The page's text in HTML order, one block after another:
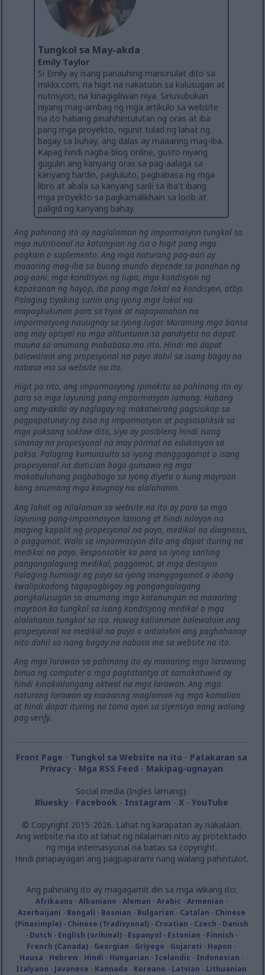
Tungkol sa May-akda
Emily Taylor
Si Emily ay isang panauhing manunulat dito sa
miklix.com, na higit na nakatuon sa kalusugan at
nutrisyon, na kinagigiliwan niya. Sinusubukan
niyang mag-ambag ng mga artikulo sa website
na ito habang pinahihintulutan ng oras at iba
pang mga proyekto, ngunit tulad ng lahat ng
bagay sa buhay, ang dalas ay maaaring mag-iba.
Kapag hindi nagba-blog online, gusto niyang
gugulin ang kanyang oras sa pag-aalaga sa
kanyang hardin, pagluluto, pagbabasa ng mga
libro at abala sa kanyang sarili sa iba't ibang
mga proyekto sa pagkamalikhain sa loob at
paligid ng kanyang bahay.
Ang pahinang ito ay naglalaman ng impormasyon tungkol sa
mga nutritional na katangian ng isa o higit pang mga
pagkain o suplemento. Ang mga naturang pag-aari ay
maaaring mag-iba sa buong mundo depende sa panahon ng
pag-aani, mga kondisyon ng lupa, mga kondisyon ng
kapakanan ng hayop, iba pang mga lokal na kondisyon, atbp.
Palaging tiyaking suriin ang iyong mga lokal na
mapagkukunan para sa tiyak at napapanahon na
impormasyong nauugnay sa iyong lugar. Maraming mga bansa
ang may opisyal na mga alituntunin sa pandiyeta na dapat
mauna sa anumang mababasa mo rito. Hindi mo dapat
balewalain ang propesyonal na payo dahil sa isang bagay na
nabasa mo sa website na ito.
Higit pa rito, ang impormasyong ipinakita sa pahinang ito ay
para sa mga layuning pang-impormasyon lamang. Habang
ang may-akda ay naglagay ng makatwirang pagsisikap sa
pagpapatunay ng bisa ng impormasyon at pagsasaliksik sa
mga paksang saklaw dito, siya ay posibleng hindi isang
sinanay na propesyonal na may pormal na edukasyon sa
paksa. Palaging kumunsulta sa iyong manggagamot o isang
propesyonal na dietician bago gumawa ng mga
makabuluhang pagbabago sa iyong diyeta o kung mayroon
kang anumang mga kaugnay na alalahanin.
Ang lahat ng nilalaman sa website na ito ay para sa mga
layuning pang-impormasyon lamang at hindi nilayon na
maging kapalit ng propesyonal na payo, medikal na diagnosis,
o paggamot. Wala sa impormasyon dito ang dapat ituring na
medikal na payo. Responsable ka para sa iyong sariling
pangangalagang medikal, paggamot, at mga desisyon.
Palaging humingi ng payo sa iyong manggagamot o ibang
kwalipikadong tagapagbigay ng pangangalagang
pangkalusugan sa anumang mga katanungan na maaaring
mayroon ka tungkol sa isang kondisyong medikal o mga
alalahanin tungkol sa isa. Huwag kailanman balewalain ang
propesyonal na medikal na payo o antalahin ang paghahanap
nito dahil sa isang bagay na nabasa mo sa website na ito.
Ang mga larawan sa pahinang ito ay maaaring mga larawang
binuo ng computer o mga pagtatantya at samakatuwid ay
hindi kinakailangang aktwal na mga larawan. Ang mga
naturang larawan ay maaaring maglaman ng mga kamalian
at hindi dapat ituring na tama ayon sa siyensiya nang walang
pag-verify.
Front Page - Tungkol sa Website na ito - Patakaran sa
Privacy- Mga RSS Feed - Makipag-ugnayan
Social media (Ingles lamang):
Bluesky- Facebook - Instagram - X- YouTube
© Copyright 2015-2026. Lahat ng karapatan ay nakalaan.
Ang website na ito at lahat ng nilalaman nito ay protektado
ng mga internasyonal na batas sa copyright.
Hindi pinapayagan ang pagpaparami nang walang pahintulot.
Ang pahinang ito ay magagamit din sa mga wikang ito:
Afrikaans -Albaniano -Aleman -Arabic -Armenian -
Azerbaijani - Bengali - Bosnian - Bulgarian - Catalan - Chinese
(Pinasimple)- Chinese (Tradisyonal)- Croatian - Czech - Danish
- Dutch - English (orihinal)- Espanyol - Estonian - Finnish -
French (Canada) - Georgian - Griyego - Gujarati - Hapon -
Hausa - Hebrew- Hindi - Hungarian - Icelandic - Indonesian -
Italyano - Javanese - Kannada - Koreano - Latvian - Lithuanian